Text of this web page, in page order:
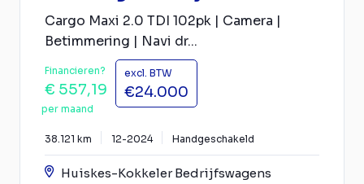
Cargo Maxi 2.0 TDI 102pk | Camera |
Betimmering | Navi dr...
Financieren?
€ 557,19
per maand
excl. BTW
€24.000
38.121 km 12-2024 Handgeschakeld
Huiskes-Kokkeler Bedrijfswagens